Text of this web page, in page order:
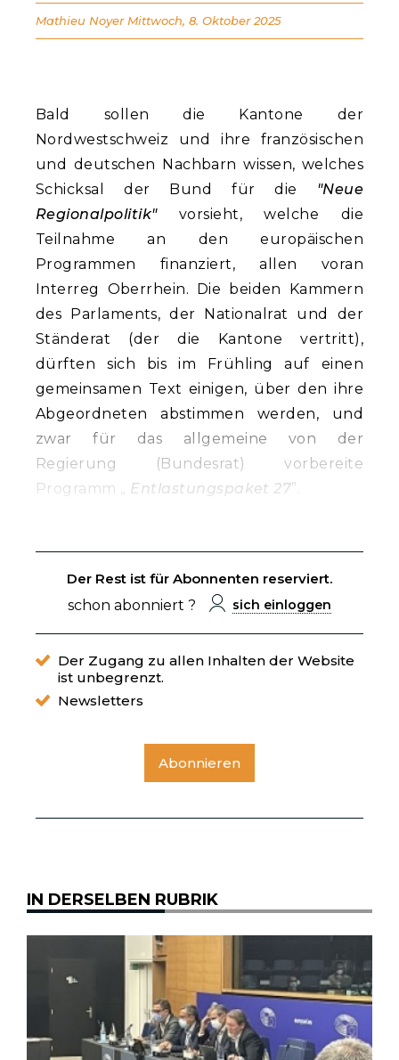
Bald sollen die Kantone der
Nordwestschweiz und ihre französischen
und deutschen Nachbarn wissen, welches
Schicksal der Bund für die "Neue
Regionalpolitik"vorsieht, welche die
Teilnahme an den europäischen
Programmen finanziert, allen voran
Interreg Oberrhein. Die beiden Kammern
des Parlaments, der Nationalrat und der
Ständerat (der die Kantone vertritt),
dürften sich bis im Frühling auf einen
gemeinsamen Text einigen, über den ihre
Abgeordneten abstimmen werden, und
zwar für das allgemeine von der
Regierung (Bundesrat) vorbereite
Programm „ Entlastungspaket 27”.
Der Rest ist für Abonnenten reserviert.
schon abonniert ?
sich einloggen
Der Zugang zu allen Inhalten der Website
ist unbegrenzt.
Newsletters
Abonnieren
Mathieu Noyer Mittwoch, 8. Oktober 2025
IN DERSELBEN RUBRIK